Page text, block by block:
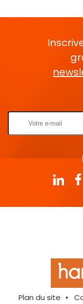
Plan du site